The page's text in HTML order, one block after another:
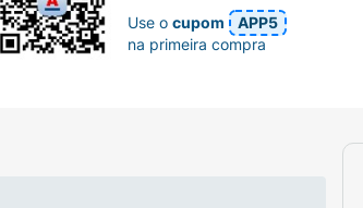
Use ocupom
APP5
na primeira compra